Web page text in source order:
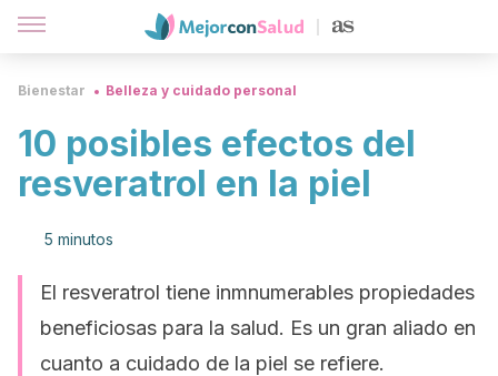
Bienestar Belleza y cuidado personal
10 posibles efectos del
resveratrol en la piel
5 minutos
El resveratrol tiene inmnumerables propiedades
beneficiosas para la salud. Es un gran aliado en
cuanto a cuidado de la piel se refiere.